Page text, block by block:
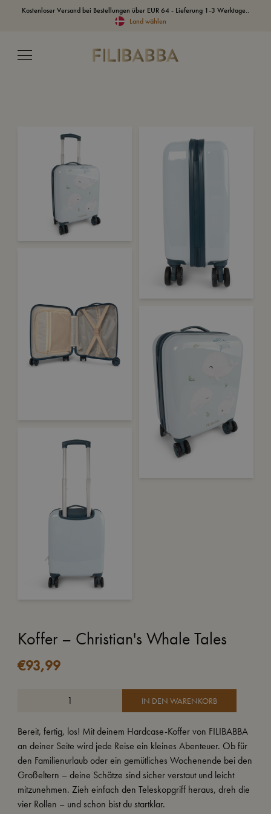
Kostenloser Versand bei Bestellungen über EUR 64 - Lieferung 1-3 Werktage..
Land wählen
Koffer – Christian's Whale Tales
€93,99
IN DEN WARENKORB
Bereit, fertig, los! Mit deinem Hardcase-Koffer von FILIBABBA
an deiner Seite wird jede Reise ein kleines Abenteuer. Ob für
den Familienurlaub oder ein gemütliches Wochenende bei den
Großeltern – deine Schätze sind sicher verstaut und leicht
mitzunehmen. Zieh einfach den Teleskopgriff heraus, dreh die
vier Rollen – und schon bist du startklar.